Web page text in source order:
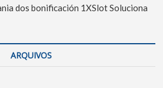
dos bonificación 1XSlot Soluciona
ARQUIVOS